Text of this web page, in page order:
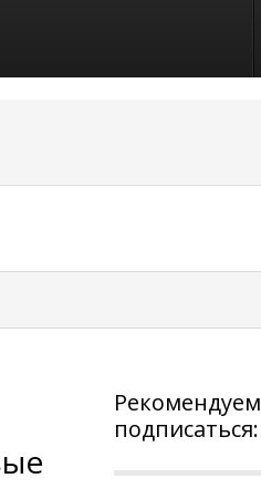
Рекомендуем
подписаться: